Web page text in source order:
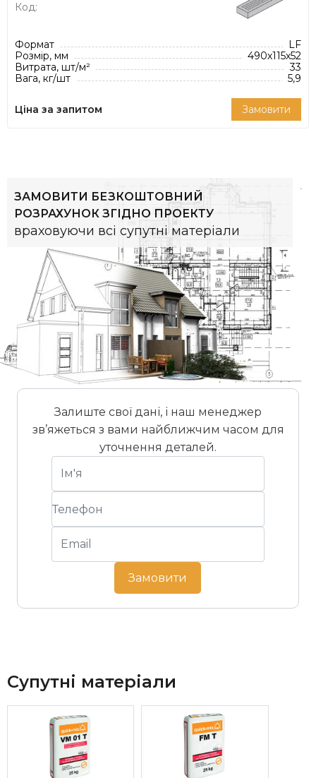
Код:
Формат
LF
Розмір, мм
490х115х52
Витрата, шт/м²
33
Вага, кг/шт
5,9
Ціна за запитом Замовити
ЗАМОВИТИ БЕЗКОШТОВНИЙ
РОЗРАХУНОК ЗГІДНО ПРОЕКТУ
враховуючи всі супутні матеріали
Залиште свої дані, і наш менеджер
зв’яжеться з вами найближчим часом для
уточнення деталей.
Замовити
Супутні матеріали